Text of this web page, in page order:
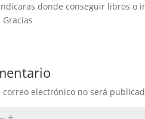
donde conseguir libros o
Gracias
electrónico no será